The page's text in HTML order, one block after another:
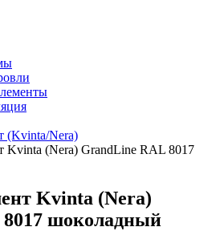
(Kvinta/Nera)
Kvinta (Nera) GrandLine RAL 8017
Kvinta (Nera)
шоколадный